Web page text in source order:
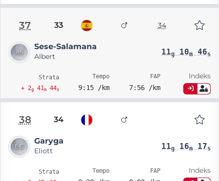
37 33 34
Sese-Salamana
Albert 11g10m46s
Strata
+ 2g41m44s
Tempo
9:15 /km
FAP
7:56 /km
Indeks
38 34
Garyga
Eliott 11g16m17s
Strata
Tempo FAP Indeks